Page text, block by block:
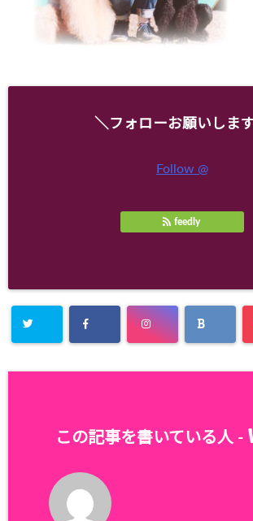
＼フォローお願いしま
Follow @
feedly
この記事を書いている人 -